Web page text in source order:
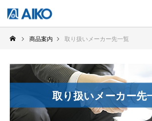
商品案内 取り扱いメーカー先一覧
取り扱いメーカー先